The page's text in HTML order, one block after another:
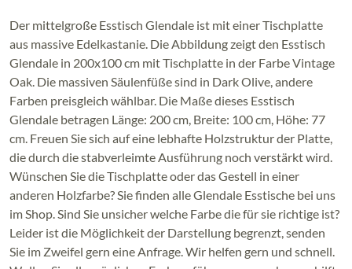
Der mittelgroße Esstisch Glendale ist mit einer Tischplatte
aus massive Edelkastanie. Die Abbildung zeigt den Esstisch
Glendale in 200x100 cm mit Tischplatte in der Farbe Vintage
Oak. Die massiven Säulenfüße sind in Dark Olive, andere
Farben preisgleich wählbar. Die Maße dieses Esstisch
Glendale betragen Länge: 200 cm, Breite: 100 cm, Höhe: 77
cm. Freuen Sie sich auf eine lebhafte Holzstruktur der Platte,
die durch die stabverleimte Ausführung noch verstärkt wird.
Wünschen Sie die Tischplatte oder das Gestell in einer
anderen Holzfarbe? Sie finden alle Glendale Esstische bei uns
im Shop. Sind Sie unsicher welche Farbe die für sie richtige ist?
Leider ist die Möglichkeit der Darstellung begrenzt, senden
Sie im Zweifel gern eine Anfrage. Wir helfen gern und schnell.